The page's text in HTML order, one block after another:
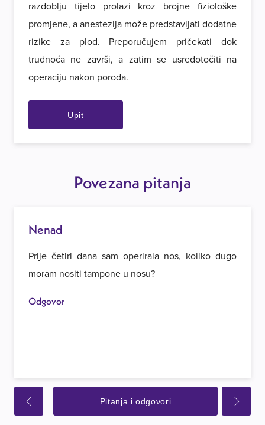
razdoblju tijelo prolazi kroz brojne fiziološke
promjene, a anestezija može predstavljati dodatne
rizike za plod. Preporučujem pričekati dok
trudnoća ne završi, a zatim se usredotočiti na
operaciju nakon poroda.
Upit
Povezana pitanja
Nenad
Prije četiri dana sam operirala nos, koliko dugo
moram nositi tampone u nosu?
Odgovor
Pitanja i odgovori